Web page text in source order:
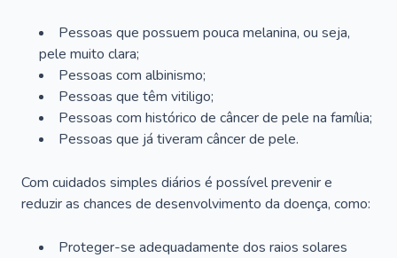
Pessoas que possuem pouca melanina, ou seja,
pele muito clara;
Pessoas com albinismo;
Pessoas que têm vitiligo;
Pessoas com histórico de câncer de pele na família;
Pessoas que já tiveram câncer de pele.
Com cuidados simples diários é possível prevenir e
reduzir as chances de desenvolvimento da doença, como:
Proteger-se adequadamente dos raios solares